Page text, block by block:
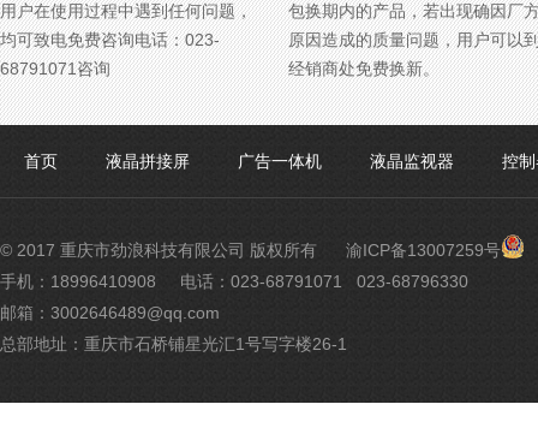
用户在使用过程中遇到任何问题，
均可致电免费咨询电话：023-
68791071咨询
包换期内的产品，若出现确因厂
原因造成的质量问题，用户可以
经销商处免费换新。
首页 液晶拼接屏 广告一体机 液晶监视器 控
© 2017 重庆市劲浪科技有限公司 版权所有 渝ICP备13007259号 渝
手机：18996410908
电话：023-68791071 023-68796330
邮箱：3002646489@qq.com
总部地址：重庆市石桥铺星光汇1号写字楼26-1